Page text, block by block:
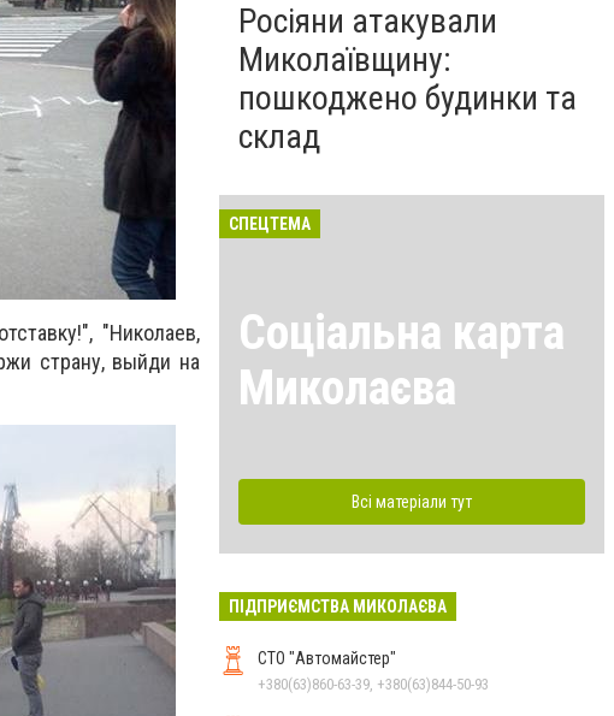
"Николаев,
страну, выйди на
Росіяни атакували
Миколаївщину:
пошкоджено будинки та
склад
СПЕЦТЕМА
Соціальна карта
Миколаєва
Всі матеріали тут
ПІДПРИЄМСТВА МИКОЛАЄВА
СТО "Автомайстер"
+380(63)860-63-39, +380(63)844-50-93